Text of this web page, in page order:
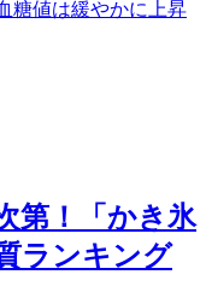
糖値は緩やかに上昇
第！「かき氷
ランキング